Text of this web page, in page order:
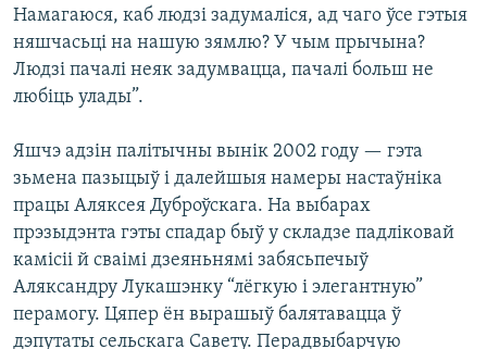
Намагаюся, каб людзі задумаліся, ад чаго ўсе гэтыя
няшчасьці на нашую зямлю? У чым прычына?
Людзі пачалі неяк задумвацца, пачалі больш не
любіць улады”.
Яшчэ адзін палітычны вынік 2002 году — гэта
зьмена пазыцыў і далейшыя намеры настаўніка
працы Аляксея Дуброўскага. На выбарах
прэзыдэнта гэты спадар быў у складзе падліковай
камісіі й сваімі дзеяньнямі забясьпечыў
Аляксандру Лукашэнку “лёгкую і элегантную”
перамогу. Цяпер ён вырашыў балятавацца ў
дэпутаты сельскага Савету. Перадвыбарчую